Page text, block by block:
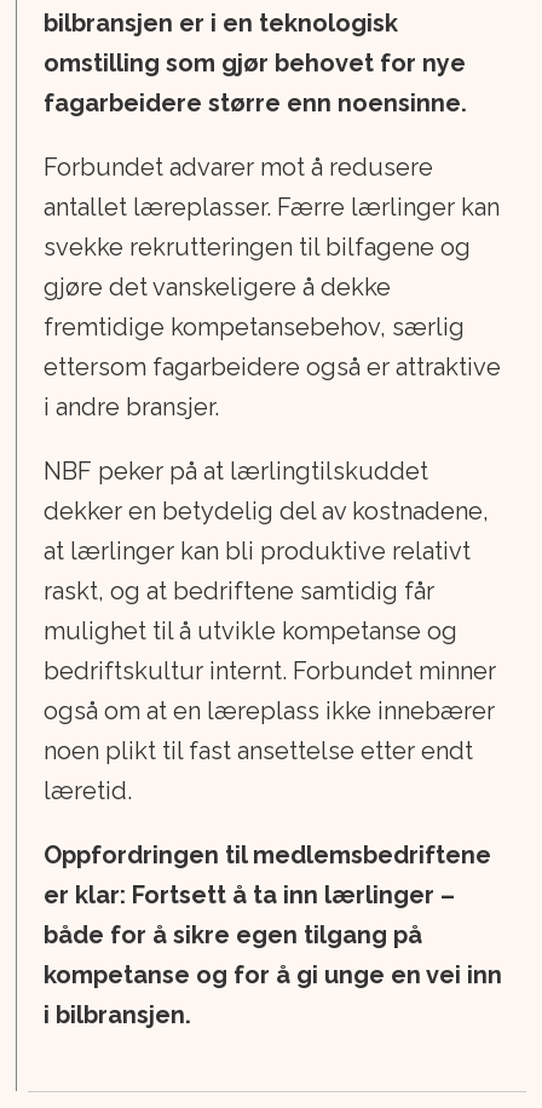
bilbransjen er i en teknologisk
omstilling som gjør behovet for nye
fagarbeidere større enn noensinne.
Forbundet advarer mot å redusere
antallet læreplasser. Færre lærlinger kan
svekke rekrutteringen til bilfagene og
gjøre det vanskeligere å dekke
fremtidige kompetansebehov, særlig
ettersom fagarbeidere også er attraktive
i andre bransjer.
NBF peker på at lærlingtilskuddet
dekker en betydelig del av kostnadene,
at lærlinger kan bli produktive relativt
raskt, og at bedriftene samtidig får
mulighet til å utvikle kompetanse og
bedriftskultur internt. Forbundet minner
også om at en læreplass ikke innebærer
noen plikt til fast ansettelse etter endt
læretid.
Oppfordringen til medlemsbedriftene
er klar: Fortsett å ta inn lærlinger –
både for å sikre egen tilgang på
kompetanse og for å gi unge en vei inn
i bilbransjen.